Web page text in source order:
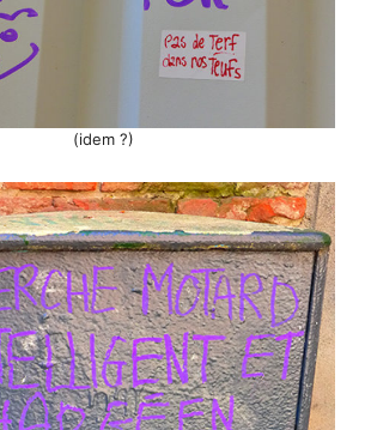
(idem ?)